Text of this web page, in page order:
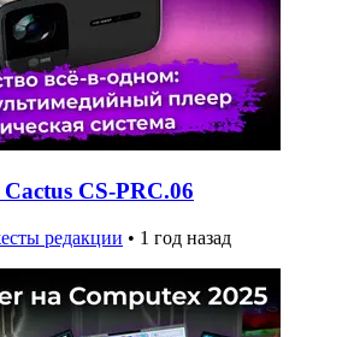
CS-PRC.06
редакции • 1 год назад